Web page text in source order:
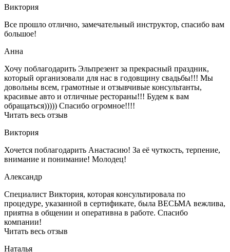
Виктория
Все прошло отлично, замечательный инструктор, спасибо вам
большое!
Анна
Хочу поблагодарить Эльпрезент за прекрасный праздник,
который организовали для нас в годовщину свадьбы!!! Мы
довольны всем, грамотные и отзывчивые консультанты,
красивые авто и отличные рестораны!!! Будем к вам
обращаться))))) Спасибо огромное!!!!
Читать весь отзыв
Виктория
Хочется поблагодарить Анастасию! За её чуткость, терпение,
внимание и понимание! Молодец!
Александр
Специалист Виктория, которая консультировала по
процедуре, указанной в сертификате, была ВЕСЬМА вежлива,
приятна в общении и оперативна в работе. Спасибо
компании!
Читать весь отзыв
Наталья